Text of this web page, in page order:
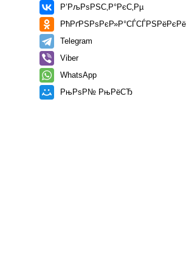
Р’РљРѕРЅС‚Р°РєС‚Рµ
РћРґРЅРѕРєР»Р°СЃСЃРЅРёРєРё
Telegram
Viber
WhatsApp
РњРѕР№ РњРёСЂ